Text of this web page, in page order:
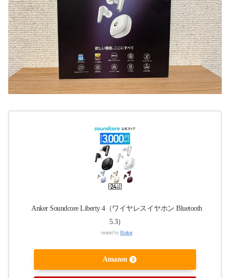
Anker Soundcore Liberty 4（ワイヤレスイヤホン Bluetooth
5.3）
created byRinker
Amazon